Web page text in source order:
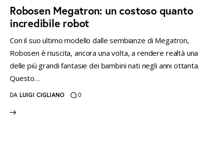
Robosen Megatron: un costoso quanto
incredibile robot
Con il suo ultimo modello dalle sembianze di Megatron,
Robosen è riuscita, ancora una volta, a rendere realtà una
delle più grandi fantasie dei bambini nati negli anni ottanta.
Questo…
DA LUIGI CIGLIANO 0